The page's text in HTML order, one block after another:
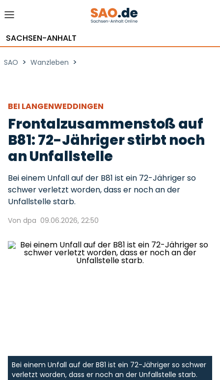
SACHSEN-ANHALT
SAO > Wanzleben >
BEI LANGENWEDDINGEN
Frontalzusammenstoß auf
B81: 72-Jähriger stirbt noch
an Unfallstelle
Bei einem Unfall auf der B81 ist ein 72-Jähriger so
schwer verletzt worden, dass er noch an der
Unfallstelle starb.
Von dpa 09.06.2026, 22:50
Bei einem Unfall auf der B81 ist ein 72-Jähriger so schwer
verletzt worden, dass er noch an der Unfallstelle starb.